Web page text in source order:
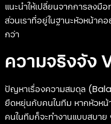
แนะนำให้เปลี่ยนจากการลงมื
ส่วนเราที่อยู่ในฐานะหัวหน้าค
กว่า
ความจริงจัง
ปัญหาเรื่องความสมดุล
ยืดหยุ่นกับคนในทีม หากหัวหน้
คนในทีมก็จะทำงานแบบสบาย